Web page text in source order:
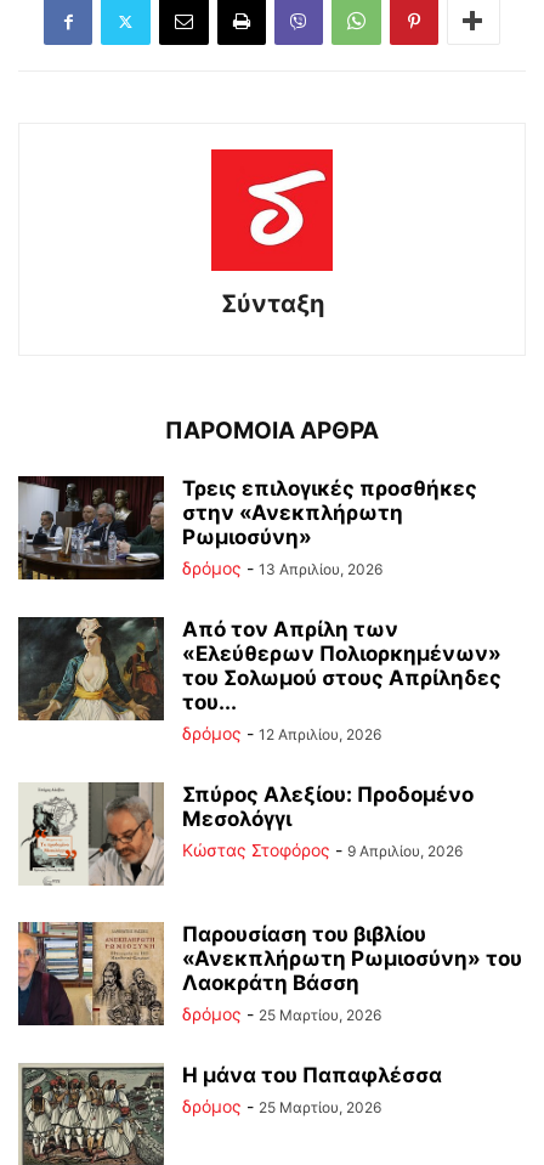
Σύνταξη
ΠΑΡΟΜΟΙΑ ΑΡΘΡΑ
Τρεις επιλογικές προσθήκες
στην «Ανεκπλήρωτη
Ρωμιοσύνη»
δρόμος - 13 Απριλίου, 2026
Από τον Απρίλη των
«Ελεύθερων Πολιορκημένων»
του Σολωμού στους Απρίληδες
του...
δρόμος - 12 Απριλίου, 2026
Σπύρος Αλεξίου: Προδομένο
Μεσολόγγι
Κώστας Στοφόρος - 9 Απριλίου, 2026
Παρουσίαση του βιβλίου
«Ανεκπλήρωτη Ρωμιοσύνη» του
Λαοκράτη Βάσση
δρόμος - 25 Μαρτίου, 2026
Η μάνα του Παπαφλέσσα
δρόμος - 25 Μαρτίου, 2026